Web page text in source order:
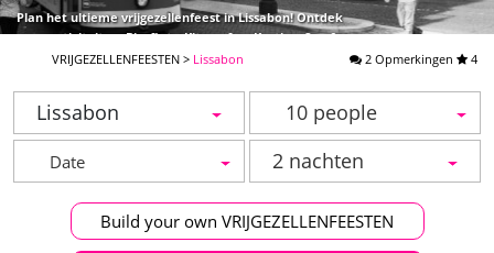
Plan het ultieme vrijgezellenfeest in Lissabon! Ontdek
onze activiteiten: Bierfiets, Kitesurfen, Karting, Spa &
VIP-tafels. Vraag nu een gratis offerte aan.
VRIJGEZELLENFEESTEN > Lissabon 2 Opmerkingen 4
Lissabon
10 people
2 nachten
Build your own VRIJGEZELLENFEESTEN